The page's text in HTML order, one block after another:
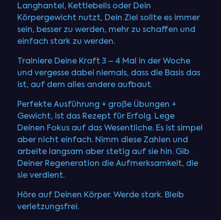
Langhantel, Kettlebells oder Dein
Körpergewicht nutzt, Dein Ziel sollte es immer
sein, besser zu werden, mehr zu schaffen und
einfach stark zu werden.
Trainiere Deine Kraft 3 – 4 Mal in der Woche
und vergesse dabei niemals, dass die Basis das
ist, auf dem alles andere aufbaut.
Perfekte Ausführung + große Übungen +
Gewicht, ist das Rezept für Erfolg. Lege
Deinen Fokus auf das Wesentliche. Es ist simpel
aber nicht einfach. Nimm diese Zahlen und
arbeite langsam aber stetig auf sie hin. Gib
Deiner Regeneration die Aufmerksamkeit, die
sie verdient.
Höre auf Deinen Körper. Werde stark. Bleib
verletzungsfrei.